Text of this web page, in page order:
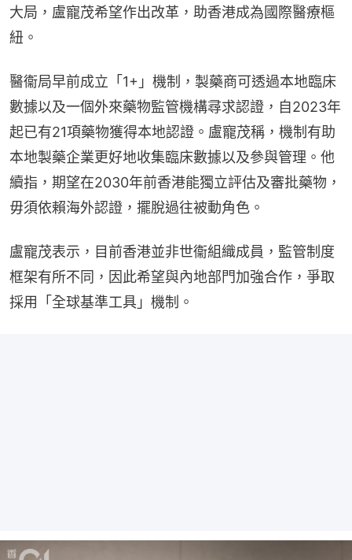
大局，盧寵茂希望作出改革，助香港成為國際醫療樞
紐。
醫衞局早前成立「1+」機制，製藥商可透過本地臨床
數據以及一個外來藥物監管機構尋求認證，自2023年
起已有21項藥物獲得本地認證。盧寵茂稱，機制有助
本地製藥企業更好地收集臨床數據以及參與管理。他
續指，期望在2030年前香港能獨立評估及審批藥物，
毋須依賴海外認證，擺脫過往被動角色。
盧寵茂表示，目前香港並非世衞組織成員，監管制度
框架有所不同，因此希望與內地部門加強合作，爭取
採用「全球基準工具」機制。